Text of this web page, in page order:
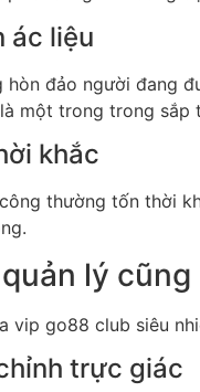
ác liệu
hòn đảo người đang
một trong trong sắp
khắc
thường tốn thời
lý
vip go88 club siêu
trực giác